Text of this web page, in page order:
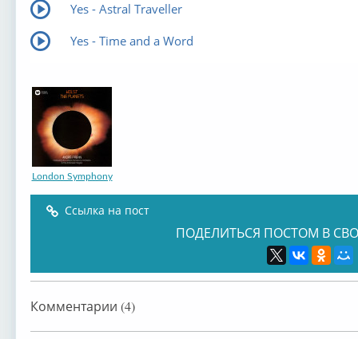
Yes - Astral Traveller
Yes - Time and a Word
London Symphony
Ссылка на пост
ПОДЕЛИТЬСЯ ПОСТОМ В
Комментарии (4)